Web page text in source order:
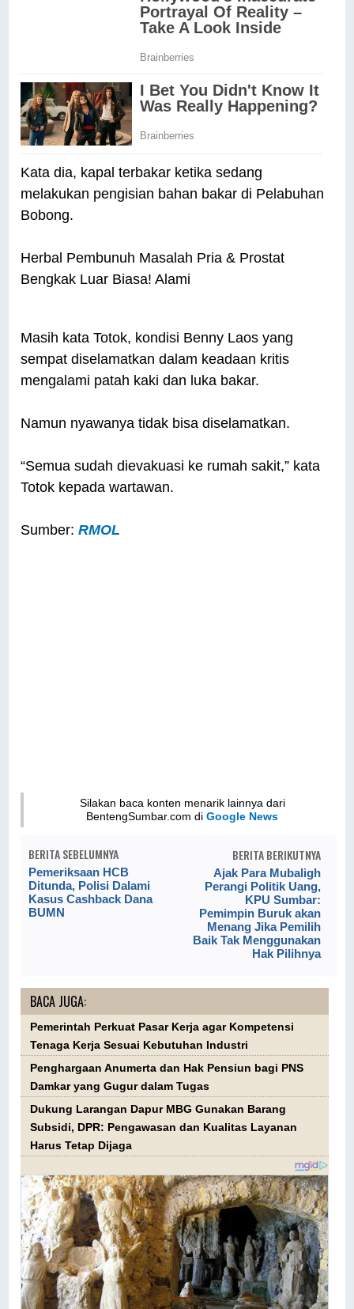
Kata dia, kapal terbakar ketika sedang
melakukan pengisian bahan bakar di Pelabuhan
Bobong.
Herbal Pembunuh Masalah Pria & Prostat
Bengkak Luar Biasa! Alami
Masih kata Totok, kondisi Benny Laos yang
sempat diselamatkan dalam keadaan kritis
mengalami patah kaki dan luka bakar.
Namun nyawanya tidak bisa diselamatkan.
“Semua sudah dievakuasi ke rumah sakit,” kata
Totok kepada wartawan.
Sumber:RMOL
Silakan baca konten menarik lainnya dari
BentengSumbar.com diGoogle News
BERITA SEBELUMNYA
Pemeriksaan HCB
Ditunda, Polisi Dalami
Kasus Cashback Dana
BUMN
BERITA BERIKUTNYA
Ajak Para Mubaligh
Perangi Politik Uang,
KPU Sumbar:
Pemimpin Buruk akan
Menang Jika Pemilih
Baik Tak Menggunakan
Hak Pilihnya
BACA JUGA:
Pemerintah Perkuat Pasar Kerja agar Kompetensi
Tenaga Kerja Sesuai Kebutuhan Industri
Penghargaan Anumerta dan Hak Pensiun bagi PNS
Damkar yang Gugur dalam Tugas
Dukung Larangan Dapur MBG Gunakan Barang
Subsidi, DPR: Pengawasan dan Kualitas Layanan
Harus Tetap Dijaga